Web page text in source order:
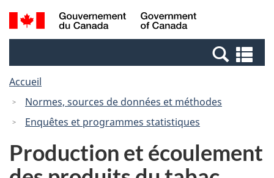
Passer
au
Passer
à
Canada
Recherche
et
et
Accueil
Normes, sources de données et méthodes
Enquêtes et programmes statistiques
Production et écoulement